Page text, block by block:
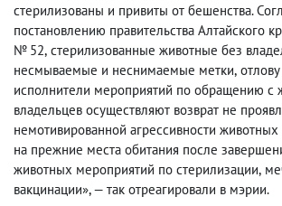
стерилизованы и привиты от бешенства.
постановлению правительства Алтайского
№ 52, стерилизованные животные без
несмываемые и неснимаемые метки,
исполнители мероприятий по обращению с
владельцев осуществляют возврат не
немотивированной агрессивности
на прежние места обитания после
животных мероприятий по стерилизации,
вакцинации», — так отреагировали в мэрии.